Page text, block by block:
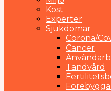
Kost
Experter
Sjukdomar
Corona/
Cancer
Tandvård